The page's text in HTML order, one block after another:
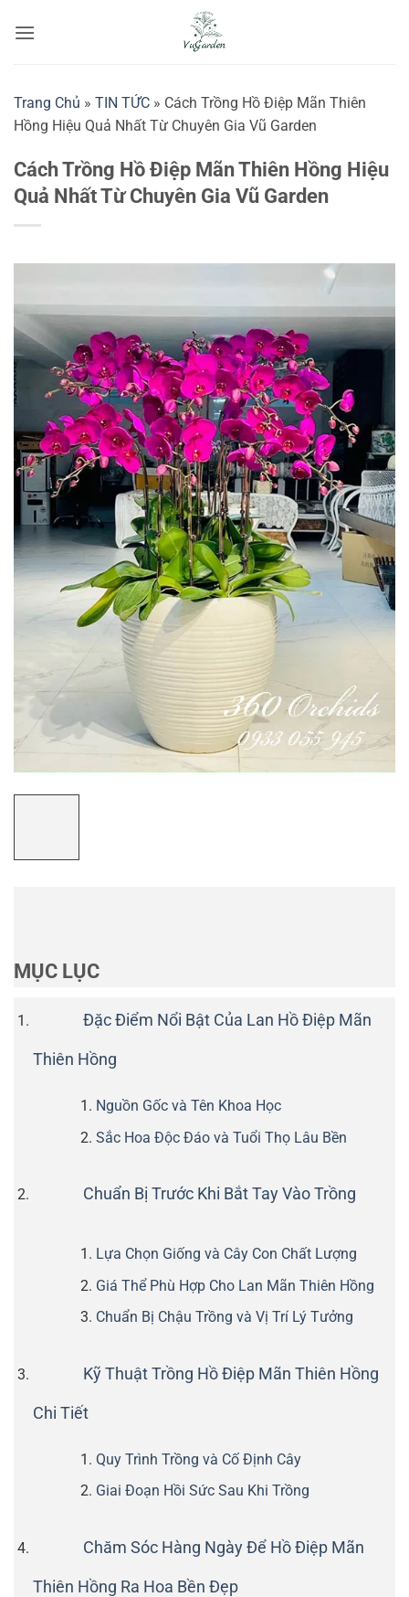
qua
Trang Chủ » TIN TỨC » Cách Trồng Hồ Điệp Mãn Thiên
Hồng Hiệu Quả Nhất Từ Chuyên Gia Vũ Garden
Cách Trồng Hồ Điệp Mãn Thiên Hồng Hiệu
Quả Nhất Từ Chuyên Gia Vũ Garden
MỤC LỤC
Đặc Điểm Nổi Bật Của Lan Hồ Điệp Mãn
Thiên Hồng
Nguồn Gốc và Tên Khoa Học
Sắc Hoa Độc Đáo và Tuổi Thọ Lâu Bền
Chuẩn Bị Trước Khi Bắt Tay Vào Trồng
Lựa Chọn Giống và Cây Con Chất Lượng
Giá Thể Phù Hợp Cho Lan Mãn Thiên Hồng
Chuẩn Bị Chậu Trồng và Vị Trí Lý Tưởng
Kỹ Thuật Trồng Hồ Điệp Mãn Thiên Hồng
Chi Tiết
Quy Trình Trồng và Cố Định Cây
Giai Đoạn Hồi Sức Sau Khi Trồng
Chăm Sóc Hàng Ngày Để Hồ Điệp Mãn
Thiên Hồng Ra Hoa Bền Đẹp